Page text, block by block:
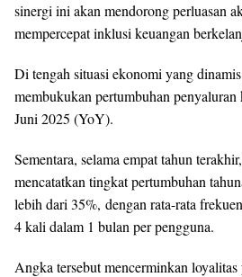
sinergi ini akan mendorong perluasan
mempercepat inklusi keuangan
Di tengah situasi ekonomi yang
membukukan pertumbuhan penyaluran
Juni 2025 (YoY).
Sementara, selama empat tahun
mencatatkan tingkat pertumbuhan
lebih dari 35%, dengan rata-rata
4 kali dalam 1 bulan per pengguna.
Angka tersebut mencerminkan